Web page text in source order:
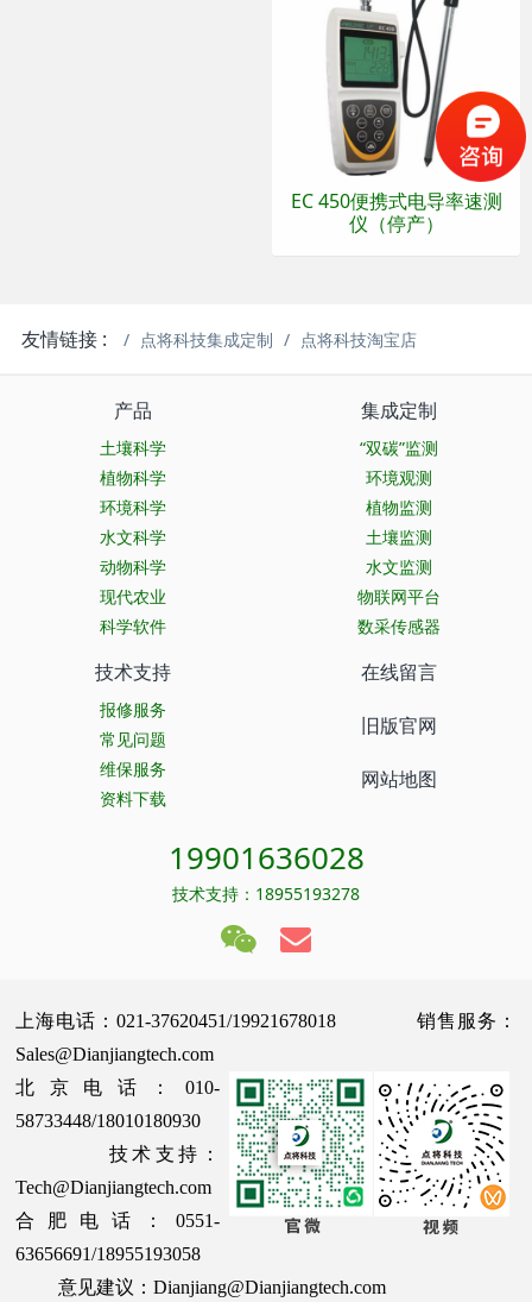
EC 450便携式电导率速测
仪（停产）
友情链接 : 点将科技集成定制 点将科技淘宝店
产品
土壤科学
植物科学
环境科学
水文科学
动物科学
现代农业
科学软件
集成定制
“双碳”监测
环境观测
植物监测
土壤监测
水文监测
物联网平台
数采传感器
技术支持
报修服务
常见问题
维保服务
资料下载
在线留言
旧版官网
网站地图
19901636028
技术支持：18955193278
上海电话：021-37620451/19921678018 销售服务：
Sales@Dianjiangtech.com
北京电话：010-
58733448/18010180930
技术支持：
Tech@Dianjiangtech.com
合肥电话：0551-
63656691/18955193058
意见建议：Dianjiang@Dianjiangtech.com